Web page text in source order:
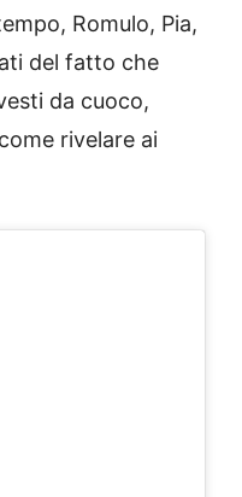
Romulo, Pia,
del fatto che
da cuoco,
rivelare ai